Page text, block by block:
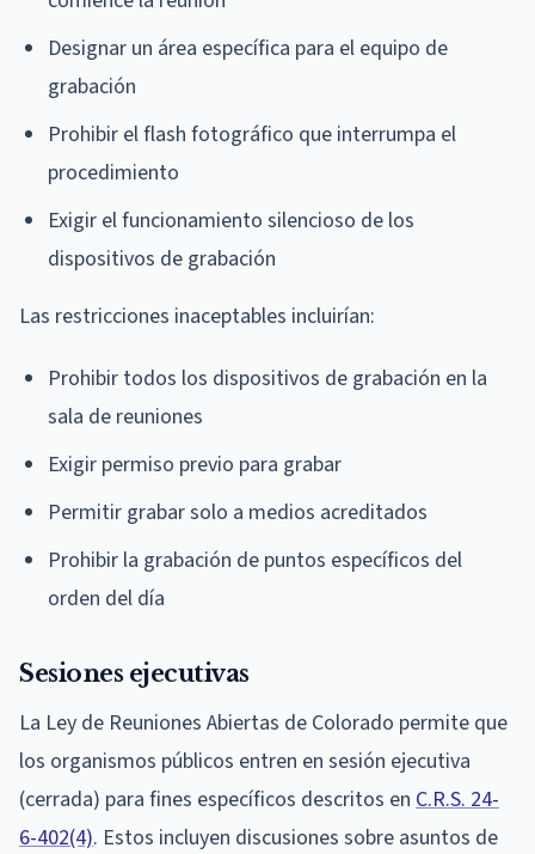
Designar un área específica para el equipo de
grabación
Prohibir el flash fotográfico que interrumpa el
procedimiento
Exigir el funcionamiento silencioso de los
dispositivos de grabación
Las restricciones inaceptables incluirían:
Prohibir todos los dispositivos de grabación en la
sala de reuniones
Exigir permiso previo para grabar
Permitir grabar solo a medios acreditados
Prohibir la grabación de puntos específicos del
orden del día
Sesiones ejecutivas
La Ley de Reuniones Abiertas de Colorado permite que
los organismos públicos entren en sesión ejecutiva
(cerrada) para fines específicos descritos en C.R.S. 24-
6-402(4). Estos incluyen discusiones sobre asuntos de